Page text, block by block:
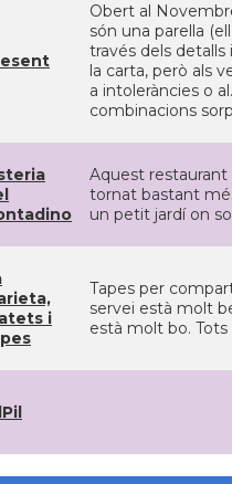
Obert al
són una parella
través dels
la carta, però als
a intoleràncies o
combinacions
Aquest
tornat bastant
un petit jardí on
i
Tapes per
servei està molt
està molt bo.